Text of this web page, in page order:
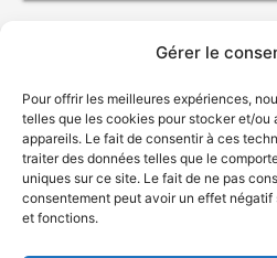
Gérer le
Pour offrir les meilleures expériences,
telles que les cookies pour stocker et/ou
appareils. Le fait de consentir à ces
traiter des données telles que le
uniques sur ce site. Le fait de ne pas
consentement peut avoir un effet
et fonctions.